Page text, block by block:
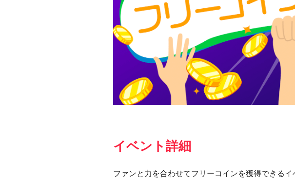
イベント詳細
ファンと力を合わせてフリーコインを獲得できる